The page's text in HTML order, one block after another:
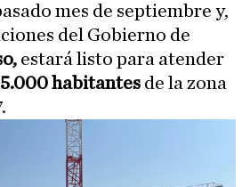
mes de septiembre y,
del Gobierno de
estará listo para atender
habitantes de la zona